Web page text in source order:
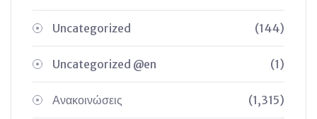
Uncategorized (144)
Uncategorized @en (1)
Ανακοινώσεις (1,315)